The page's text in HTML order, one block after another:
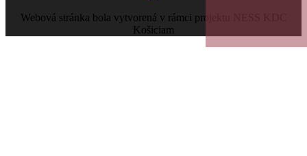
Webová stránka bola vytvorená v rámci projektu NESS KDC
Košiciam